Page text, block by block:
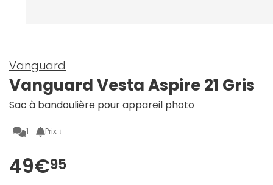
Vanguard
Vanguard Vesta Aspire 21 Gris
Sac à bandoulière pour appareil photo
1 Prix ↓
49€95